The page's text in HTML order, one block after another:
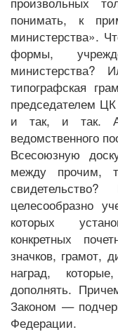
понимать, к
министерства».
формы,
министерства?
типографская
председателем
и так, и так.
ведомственного
Всесоюзную
между прочим,
целесообразно
которых
конкретных
значков, грамот,
наград,
дополнять.
Законом —
Федерации.